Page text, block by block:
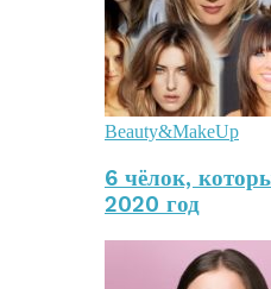
Beauty&MakeUp
6 чёлок,
2020 год